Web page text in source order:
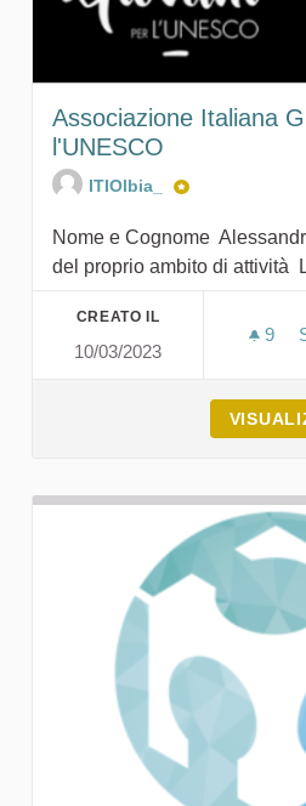
Associazione Italiana
l'UNESCO
ITIOlbia_
Nome e Cognome
del proprio ambito di attività
CREATO IL
10/03/2023
9